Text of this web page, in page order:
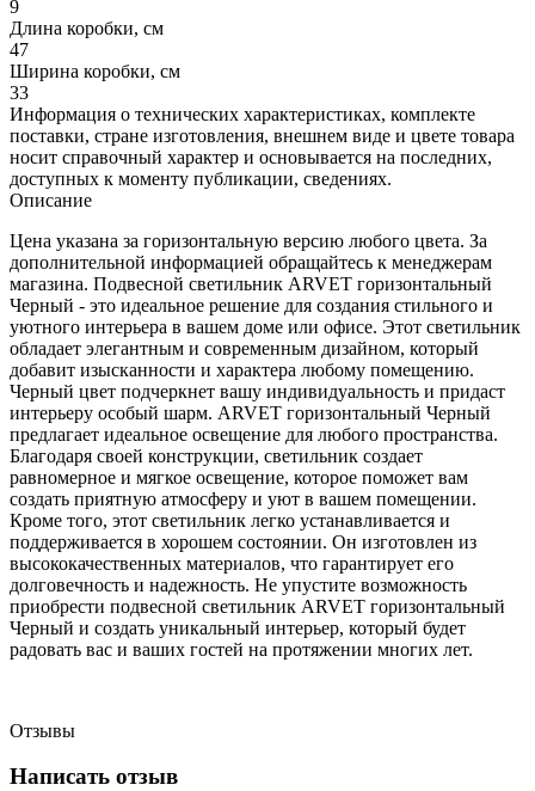
9
Длина коробки, см
47
Ширина коробки, см
33
Информация о технических характеристиках, комплекте
поставки, стране изготовления, внешнем виде и цвете товара
носит справочный характер и основывается на последних,
доступных к моменту публикации, сведениях.
Описание
Цена указана за горизонтальную версию любого цвета. За
дополнительной информацией обращайтесь к менеджерам
магазина. Подвесной светильник ARVET горизонтальный
Черный - это идеальное решение для создания стильного и
уютного интерьера в вашем доме или офисе. Этот светильник
обладает элегантным и современным дизайном, который
добавит изысканности и характера любому помещению.
Черный цвет подчеркнет вашу индивидуальность и придаст
интерьеру особый шарм. ARVET горизонтальный Черный
предлагает идеальное освещение для любого пространства.
Благодаря своей конструкции, светильник создает
равномерное и мягкое освещение, которое поможет вам
создать приятную атмосферу и уют в вашем помещении.
Кроме того, этот светильник легко устанавливается и
поддерживается в хорошем состоянии. Он изготовлен из
высококачественных материалов, что гарантирует его
долговечность и надежность. Не упустите возможность
приобрести подвесной светильник ARVET горизонтальный
Черный и создать уникальный интерьер, который будет
радовать вас и ваших гостей на протяжении многих лет.
Отзывы
Написать отзыв